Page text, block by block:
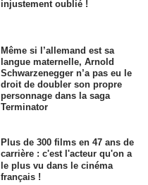
injustement oublié !
Même si l’allemand est sa
langue maternelle, Arnold
Schwarzenegger n’a pas eu le
droit de doubler son propre
personnage dans la saga
Terminator
Plus de 300 films en 47 ans de
carrière : c'est l'acteur qu'on a
le plus vu dans le cinéma
français !